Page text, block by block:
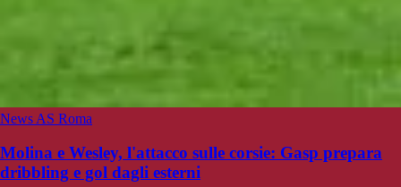
News AS Roma
Molina e Wesley, l'attacco sulle corsie: Gasp prepara
dribbling e gol dagli esterni